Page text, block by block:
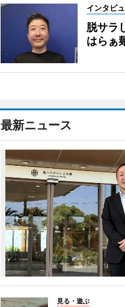
インタビ
脱サラ
はらぁ
最新ニュース
見る・遊ぶ